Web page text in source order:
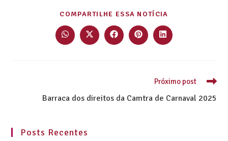
COMPARTILHE ESSA NOTÍCIA
Próximo post
Barraca dos direitos da Camtra de Carnaval 2025
Posts Recentes